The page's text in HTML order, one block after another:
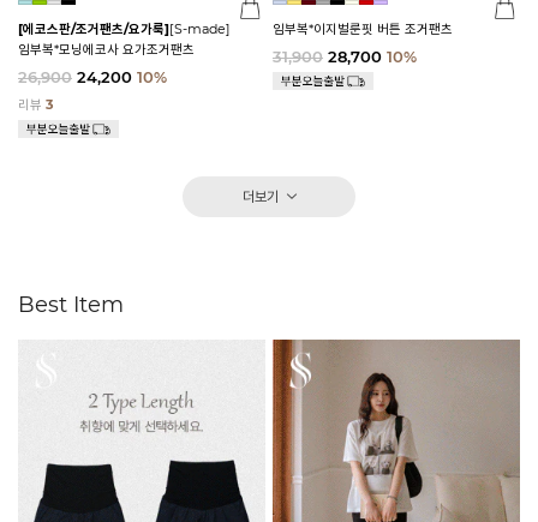
[에코스판/조거팬츠/요가룩][S-made]
임부복*모닝에코사 요가조거팬츠
26,900 24,200 10%
리뷰 3
임부복*이지벌룬핏 버튼 조거팬츠
31,900 28,700 10%
더보기
Best Item